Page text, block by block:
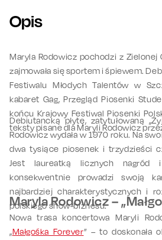
Opis
Maryla Rodowicz pochodzi z Zielonej
zajmowała się sportem i śpiewem.
Festiwalu Młodych Talentów w
kabaret Gag, Przegląd Piosenki
końcu Krajowy Festiwal Piosenki
teksty pisane dla Maryli Rodowicz
Debiutancką płytę, zatytułowaną
Rodowicz wydała w 1970 roku. Na
dwa tysiące piosenek i trzydzieści
Jest laureatką licznych nagród
konsekwentnie prowadzi swoją
najbardziej charakterystycznych i
polskiego show-biznesu.
Maryla Rodowicz –
Nowa trasa koncertowa Maryli
„Małgośka Forever” – to doskonała